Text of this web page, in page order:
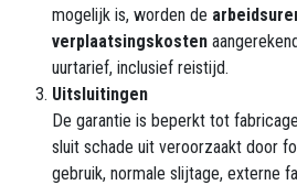
mogelijk is, worden de
verplaatsingskosten
uurtarief, inclusief reistijd.
Uitsluitingen
De garantie is beperkt tot
sluit schade uit veroorzaakt door
gebruik, normale slijtage, externe